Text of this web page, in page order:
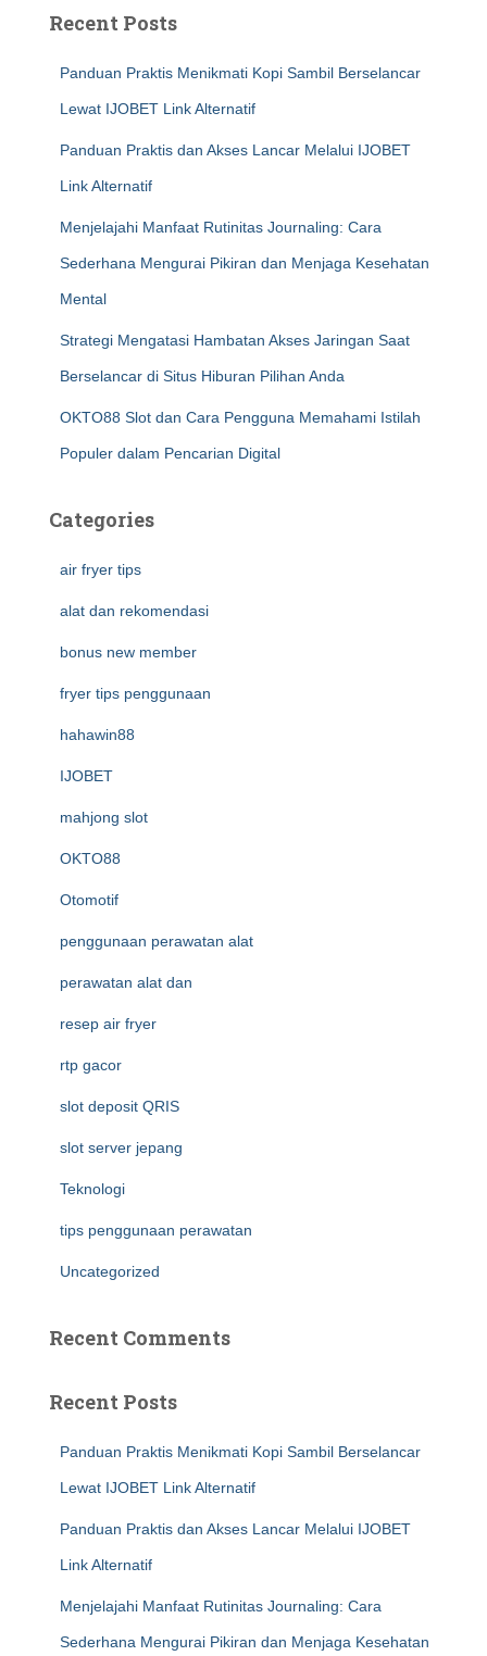
Recent Posts
Panduan Praktis Menikmati Kopi Sambil Berselancar
Lewat IJOBET Link Alternatif
Panduan Praktis dan Akses Lancar Melalui IJOBET
Link Alternatif
Menjelajahi Manfaat Rutinitas Journaling: Cara
Sederhana Mengurai Pikiran dan Menjaga Kesehatan
Mental
Strategi Mengatasi Hambatan Akses Jaringan Saat
Berselancar di Situs Hiburan Pilihan Anda
OKTO88 Slot dan Cara Pengguna Memahami Istilah
Populer dalam Pencarian Digital
Categories
air fryer tips
alat dan rekomendasi
bonus new member
fryer tips penggunaan
hahawin88
IJOBET
mahjong slot
OKTO88
Otomotif
penggunaan perawatan alat
perawatan alat dan
resep air fryer
rtp gacor
slot deposit QRIS
slot server jepang
Teknologi
tips penggunaan perawatan
Uncategorized
Recent Comments
Recent Posts
Panduan Praktis Menikmati Kopi Sambil Berselancar
Lewat IJOBET Link Alternatif
Panduan Praktis dan Akses Lancar Melalui IJOBET
Link Alternatif
Menjelajahi Manfaat Rutinitas Journaling: Cara
Sederhana Mengurai Pikiran dan Menjaga Kesehatan